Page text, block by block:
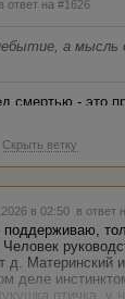
в ответ на #1626
а мысль
смертью - это
резоны.
моих детях?
уже 10
даже
одна - инстинкт.
Скрыть ветку
в 02:50 в ответ
д. Материнский
деле
птичка, у